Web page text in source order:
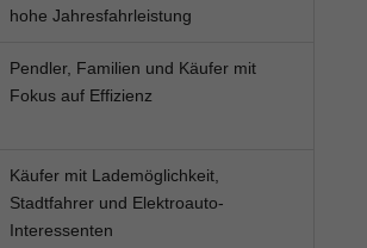
hohe Jahresfahrleistung
Pendler, Familien und Käufer mit
Fokus auf Effizienz
Käufer mit Lademöglichkeit,
Stadtfahrer und Elektroauto-
Interessenten